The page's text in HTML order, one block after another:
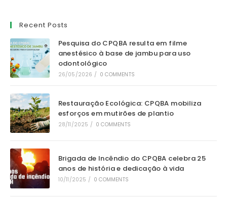
Recent Posts
Pesquisa do CPQBA resulta em filme
anestésico à base de jambu para uso
odontológico
26/05/2026 / 0 COMMENTS
Restauração Ecológica: CPQBA mobiliza
esforços em mutirões de plantio
28/11/2025 / 0 COMMENTS
Brigada de Incêndio do CPQBA celebra 25
anos de história e dedicação à vida
10/11/2025 / 0 COMMENTS